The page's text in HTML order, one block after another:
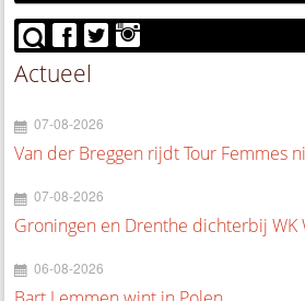
Actueel
07-08-2026
Van der Breggen rijdt Tour Femmes
07-08-2026
Groningen en Drenthe dichterbij WK
06-08-2026